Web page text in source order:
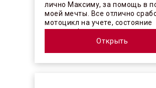
лично Максиму, за помощь в
моей мечты. Все отлично
мотоцикл на учете, состояние
отличное! ...
Открыть